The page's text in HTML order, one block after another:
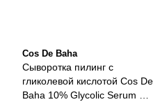
Cos De Baha
Сыворотка пилинг с
гликолевой кислотой Cos De
Baha 10% Glycolic Serum Gel